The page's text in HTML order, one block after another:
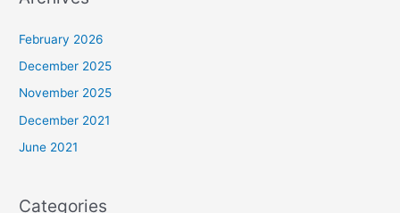
February 2026
December 2025
November 2025
December 2021
June 2021
Categories